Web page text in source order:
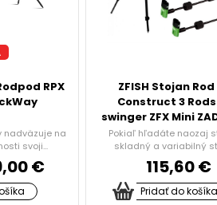
RPX
nadväzuje na
svoji...
€
ZFISH Stojan
Construct 3 Rods
swinger ZFX Mini
Pokiaľ hľadáte naozaj
skladný a variabilný
115,60 €
Pridať do košíka